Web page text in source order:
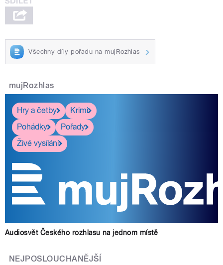
Všechny díly pořadu na mujRozhlas
mujRozhlas
Hry a četby
Krimi
Pohádky
Pořady
Živé vysílání
Audiosvět Českého rozhlasu na jednom místě
NEJPOSLOUCHANĚJŠÍ